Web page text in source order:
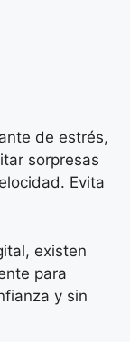
de estrés,
sorpresas
Evita
existen
para
y sin